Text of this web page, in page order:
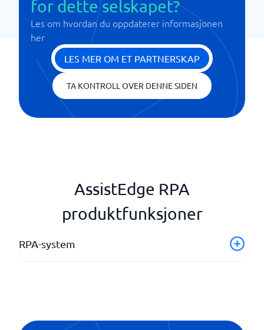
for dette selskapet?
Les om hvordan du oppdaterer informasjonen
her
LES MER OM ET PARTNERSKAP
TA KONTROLL OVER DENNE SIDEN
AssistEdge RPA
produktfunksjoner
RPA-system
Kunstig intelligens